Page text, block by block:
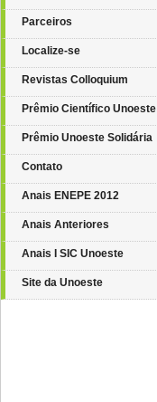
Parceiros
Localize-se
Revistas Colloquium
Prêmio Científico Unoeste
Prêmio Unoeste Solidária
Contato
Anais ENEPE 2012
Anais Anteriores
Anais I SIC Unoeste
Site da Unoeste